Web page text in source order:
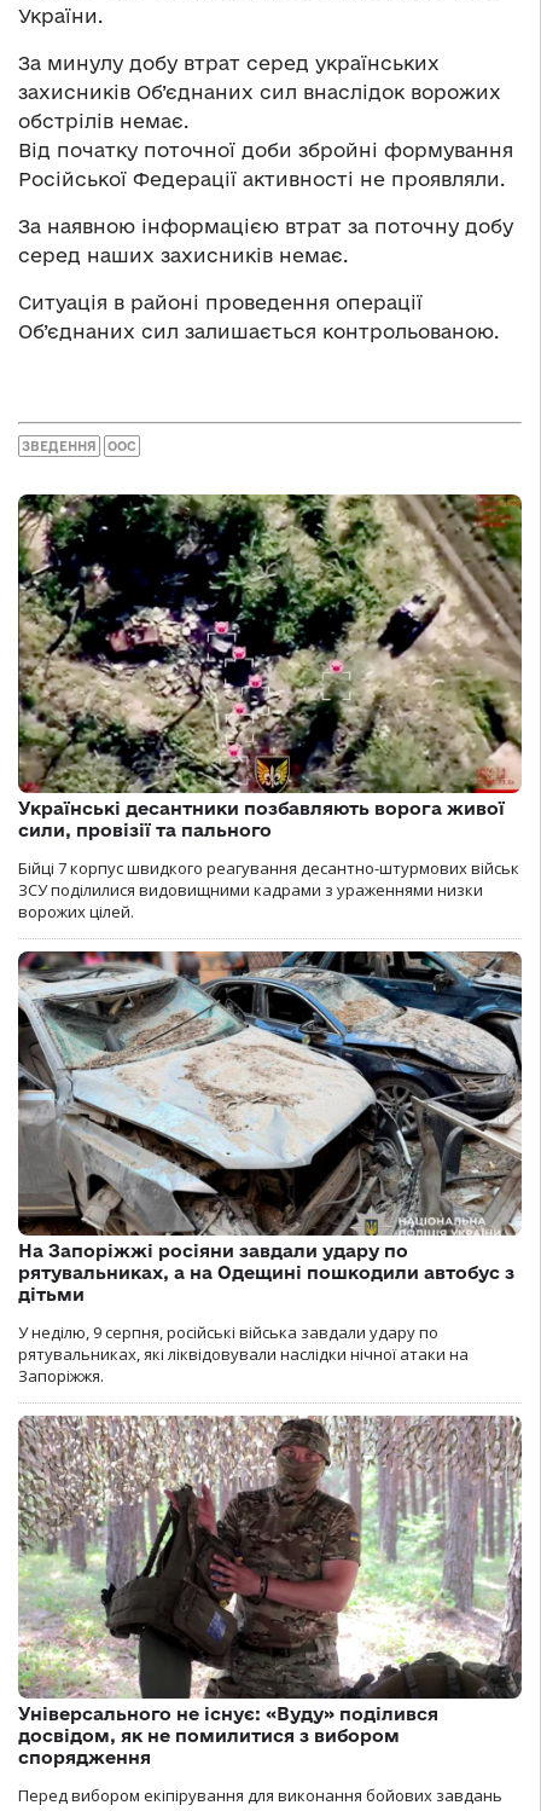
України.
За минулу добу втрат серед українських
захисників Об’єднаних сил внаслідок ворожих
обстрілів немає.
Від початку поточної доби збройні формування
Російської Федерації активності не проявляли.
За наявною інформацією втрат за поточну добу
серед наших захисників немає.
Ситуація в районі проведення операції
Об’єднаних сил залишається контрольованою.
ЗВЕДЕННЯ ООС
Українські десантники позбавляють ворога живої
сили, провізії та пального
Бійці 7 корпус швидкого реагування десантно-штурмових військ
ЗСУ поділилися видовищними кадрами з ураженнями низки
ворожих цілей.
На Запоріжжі росіяни завдали удару по
рятувальниках, а на Одещині пошкодили автобус з
дітьми
У неділю, 9 серпня, російські війська завдали удару по
рятувальниках, які ліквідовували наслідки нічної атаки на
Запоріжжя.
Універсального не існує: «Вуду» поділився
досвідом, як не помилитися з вибором
спорядження
Перед вибором екіпірування для виконання бойових завдань